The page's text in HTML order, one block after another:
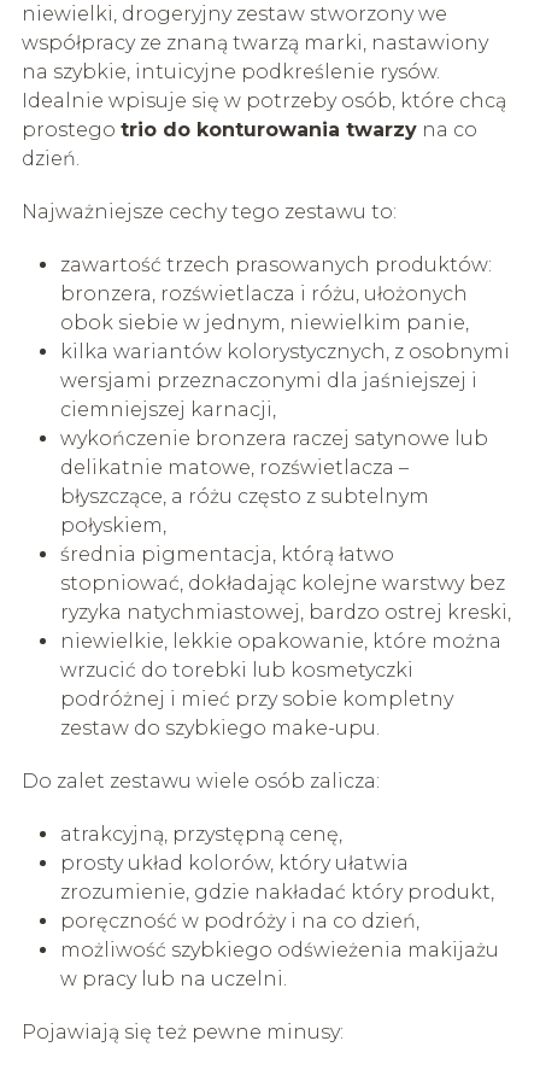
niewielki, drogeryjny zestaw stworzony we
współpracy ze znaną twarzą marki, nastawiony
na szybkie, intuicyjne podkreślenie rysów.
Idealnie wpisuje się w potrzeby osób, które chcą
prostego trio do konturowania twarzyna co
dzień.
Najważniejsze cechy tego zestawu to:
zawartość trzech prasowanych produktów:
bronzera, rozświetlacza i różu, ułożonych
obok siebie w jednym, niewielkim panie,
kilka wariantów kolorystycznych, z osobnymi
wersjami przeznaczonymi dla jaśniejszej i
ciemniejszej karnacji,
wykończenie bronzera raczej satynowe lub
delikatnie matowe, rozświetlacza –
błyszczące, a różu często z subtelnym
połyskiem,
średnia pigmentacja, którą łatwo
stopniować, dokładając kolejne warstwy bez
ryzyka natychmiastowej, bardzo ostrej kreski,
niewielkie, lekkie opakowanie, które można
wrzucić do torebki lub kosmetyczki
podróżnej i mieć przy sobie kompletny
zestaw do szybkiego make-upu.
Do zalet zestawu wiele osób zalicza:
atrakcyjną, przystępną cenę,
prosty układ kolorów, który ułatwia
zrozumienie, gdzie nakładać który produkt,
poręczność w podróży i na co dzień,
możliwość szybkiego odświeżenia makijażu
w pracy lub na uczelni.
Pojawiają się też pewne minusy: